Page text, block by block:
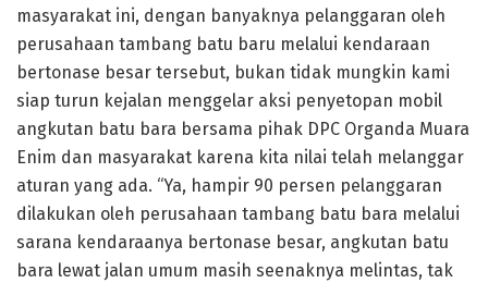
masyarakat ini, dengan banyaknya pelanggaran oleh
perusahaan tambang batu baru melalui kendaraan
bertonase besar tersebut, bukan tidak mungkin kami
siap turun kejalan menggelar aksi penyetopan mobil
angkutan batu bara bersama pihak DPC Organda Muara
Enim dan masyarakat karena kita nilai telah melanggar
aturan yang ada. “Ya, hampir 90 persen pelanggaran
dilakukan oleh perusahaan tambang batu bara melalui
sarana kendaraanya bertonase besar, angkutan batu
bara lewat jalan umum masih seenaknya melintas, tak